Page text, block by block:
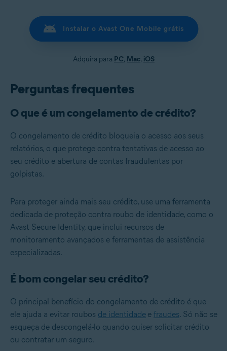
Instalar o Avast One Mobile grátis
Adquira para PC, Mac, iOS
Perguntas frequentes
O que é um congelamento de crédito?
O congelamento de crédito bloqueia o acesso aos seus
relatórios, o que protege contra tentativas de acesso ao
seu crédito e abertura de contas fraudulentas por
golpistas.
Para proteger ainda mais seu crédito, use uma ferramenta
dedicada de proteção contra roubo de identidade, como o
Avast Secure Identity, que inclui recursos de
monitoramento avançados e ferramentas de assistência
especializadas.
É bom congelar seu crédito?
O principal benefício do congelamento de crédito é que
ele ajuda a evitar roubos de identidade e fraudes. Só não se
esqueça de descongelá-lo quando quiser solicitar crédito
ou contratar um seguro.